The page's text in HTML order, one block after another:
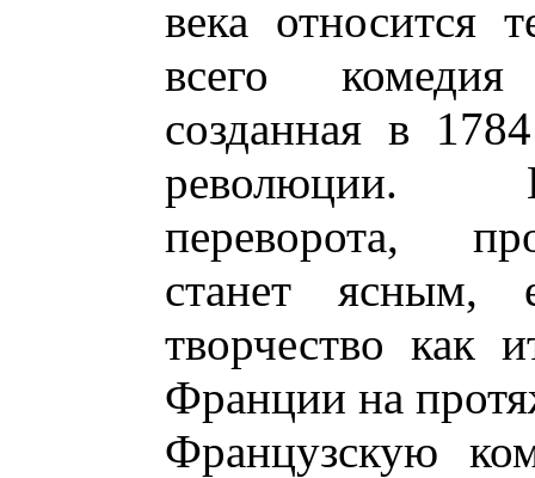
века относится
всего
созданная в
революции.
переворота,
станет ясным,
творчество как
Франции на
Французскую